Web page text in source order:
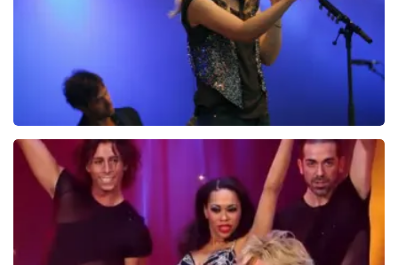
Ilse DeLange
274+
BEKIJKEN